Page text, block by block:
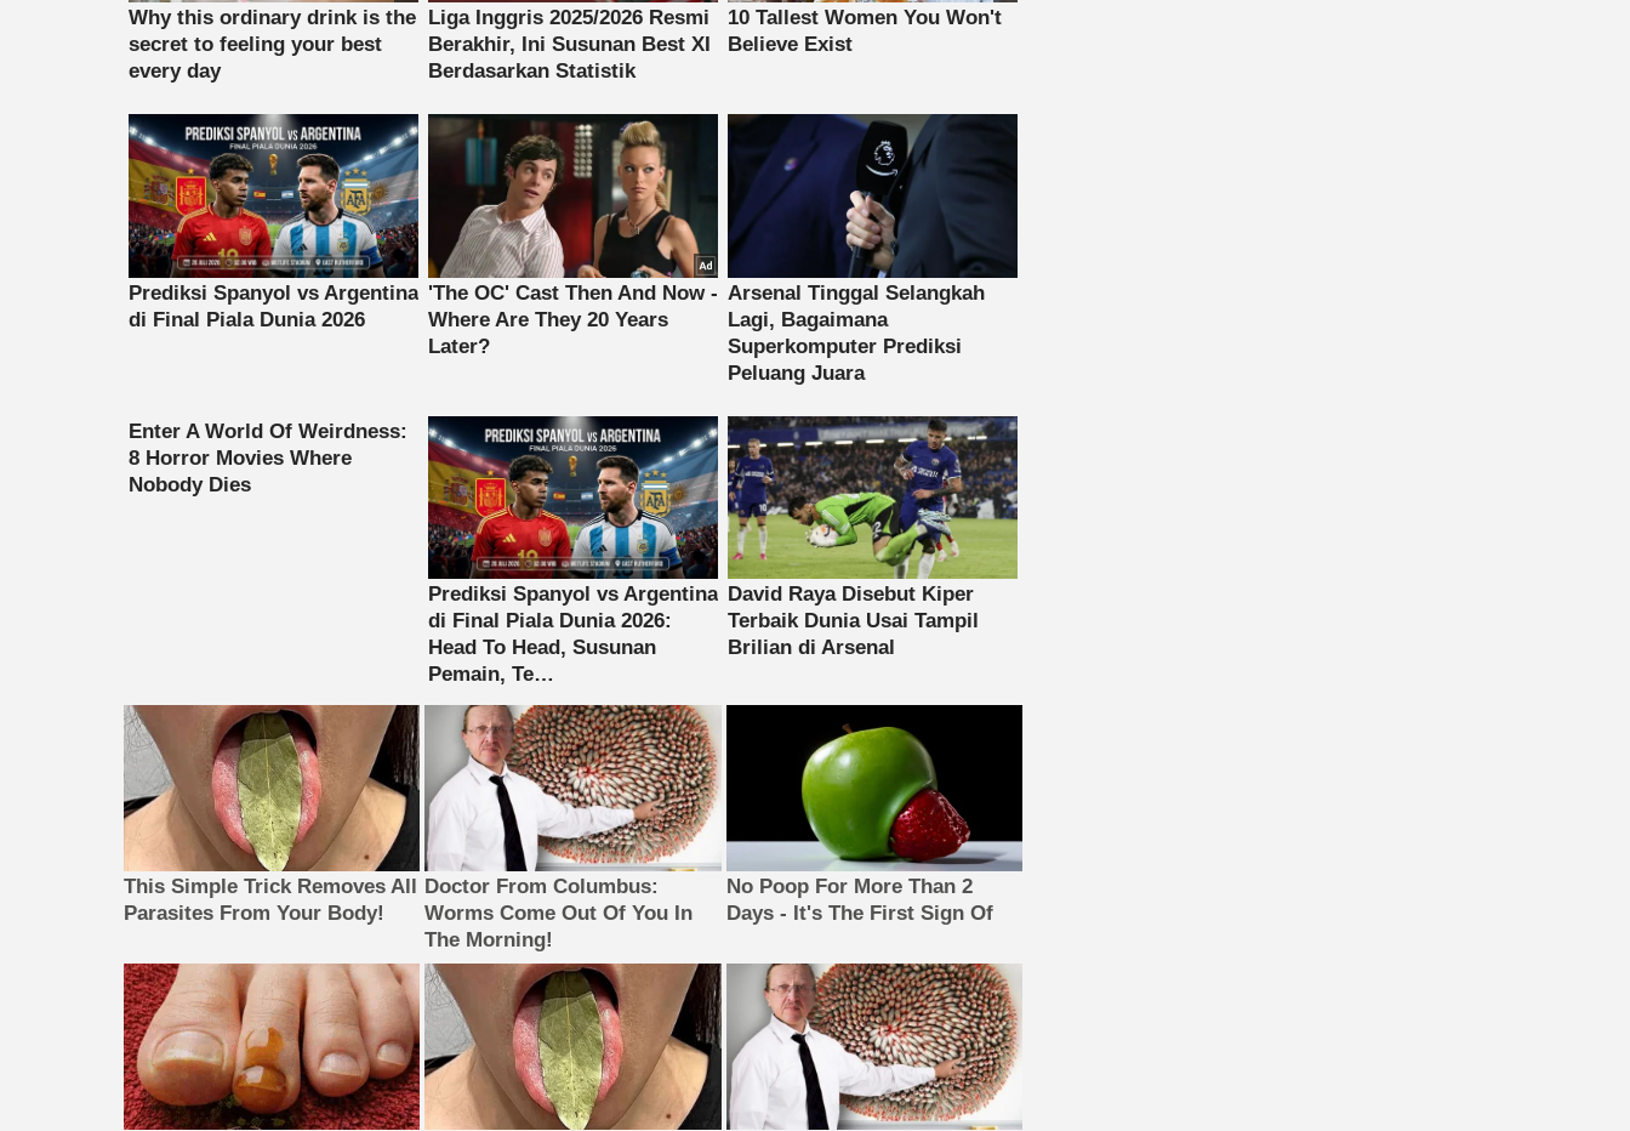
This Simple Trick Removes All
Parasites From Your Body!
Doctor From Columbus:
Worms Come Out Of You In
The Morning!
No Poop For More Than 2
Days - It's The First Sign Of